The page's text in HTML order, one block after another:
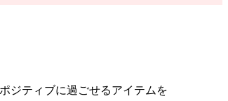
ジティブに過ごせるアイテムを